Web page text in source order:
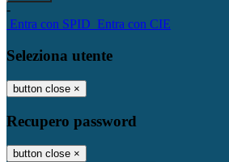
-
Entra con SPID Entra con CIE
Seleziona utente
button close ×
Recupero password
button close ×